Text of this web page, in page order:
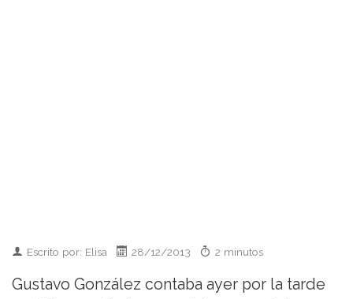
Escrito por: Elisa 28/12/2013 2 minutos
Gustavo González contaba ayer por la tarde